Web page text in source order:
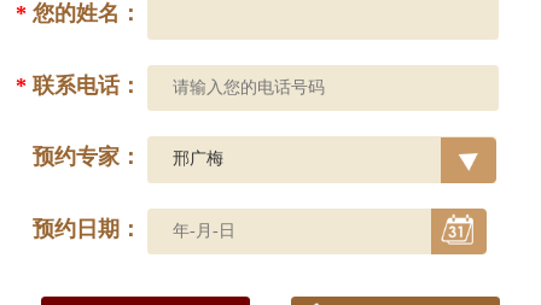
*您的姓名：
*联系电话：
预约专家：
预约日期：